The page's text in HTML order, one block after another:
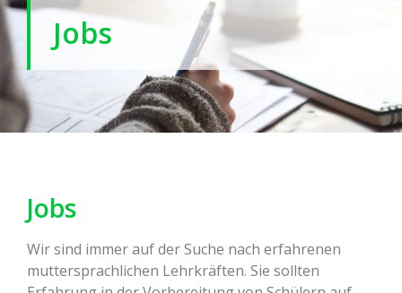
Jobs
Jobs
Wir sind immer auf der Suche nach erfahrenen
muttersprachlichen Lehrkräften. Sie sollten